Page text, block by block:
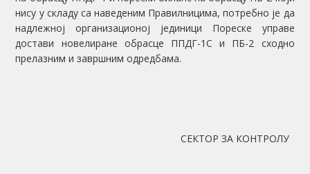
нису у складу са наведеним Правилницима, потребно је да
надлежној организационој јединици Пореске управе
достави новелиране обрасце ППДГ-1С и ПБ-2 сходно
прелазним и завршним одредбама.
СЕКТОР ЗА КОНТРОЛУ